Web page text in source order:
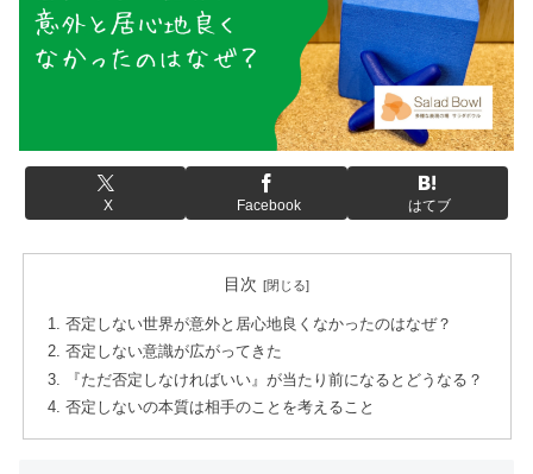
X Facebook はてブ
目次
否定しない世界が意外と居心地良くなかったのはなぜ？
否定しない意識が広がってきた
『ただ否定しなければいい』が当たり前になるとどうなる？
否定しないの本質は相手のことを考えること